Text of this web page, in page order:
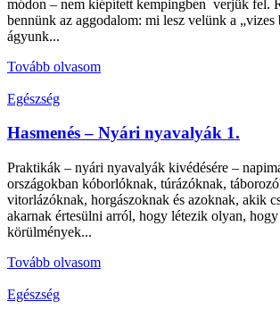
módon – nem kiépített kempingben verjük fel.
bennünk az aggodalom: mi lesz velünk a „vizes
ágyunk...
Tovább olvasom
Egészség
Hasmenés – Nyári nyavalyák 1.
Praktikák – nyári nyavalyák kivédésére –
országokban kóborlóknak, túrázóknak,
vitorlázóknak, horgászoknak és azoknak, akik
akarnak értesülni arról, hogy létezik olyan,
körülmények...
Tovább olvasom
Egészség